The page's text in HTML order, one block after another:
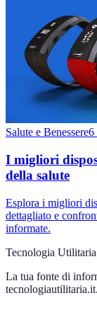
Salute e Benessere6
I migliori
della salute
Esplora i migliori
dettagliato e
informate.
Tecnologia Utilitaria
La tua fonte di
tecnologiautilitaria.it.